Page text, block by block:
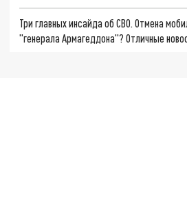
Три главных инсайда об СВО. Отмена
"генерала Армагеддона"? Отличные